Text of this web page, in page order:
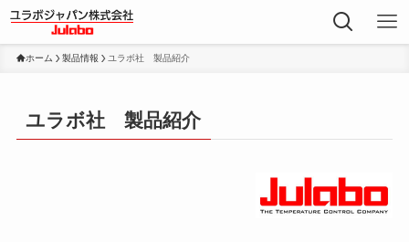
ホーム 製品情報 ユラボ社 製品紹介
ユラボ社 製品紹介